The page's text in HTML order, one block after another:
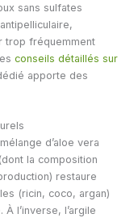
sans sulfates
trop fréquemment
conseils détaillés sur
apporte des
d’aloe vera
la composition
restaure
(ricin, coco, argan)
l’inverse, l’argile